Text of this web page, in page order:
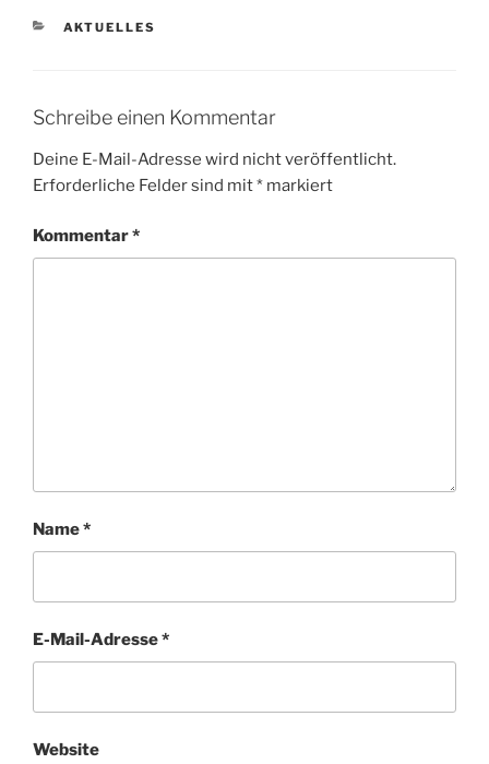
KATEGORIEN
AKTUELLES
Schreibe einen Kommentar
Deine E-Mail-Adresse wird nicht veröffentlicht.
Erforderliche Felder sind mit* markiert
Kommentar*
Name*
E-Mail-Adresse*
Website